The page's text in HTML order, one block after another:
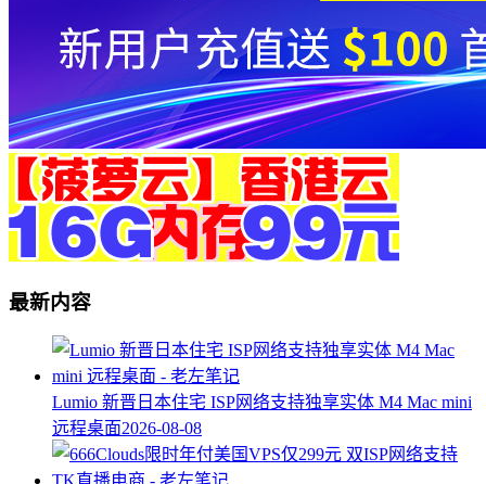
最新内容
Lumio 新晋日本住宅 ISP网络支持独享实体 M4 Mac mini
远程桌面2026-08-08